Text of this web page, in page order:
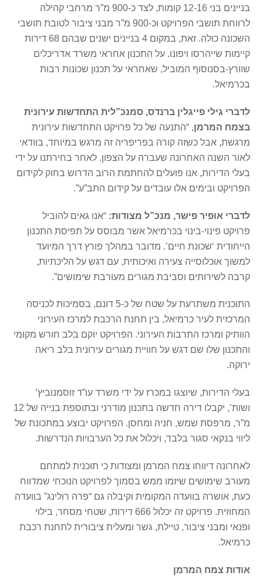
בניינים בני 12-16 קומות, לצד כ-900 מ”ר מרחבי קהילה
לרווחת תושבי הפרויקט וכ-900 מ”ר מבני ציבור לטובת תושבי
השכונה כולה. זאת, במקום 4 בניינים ישנים שבהם 68 דירות
קיימות שייהרסו ויפונו. על התכנון אחראי משרד אדריכלים
שוורץ-בסנוסוף המוביל, שאחראי על תכנון שכונות רבות
בכרמיאל.
לדברי גילי פייגלין ברנדס, סמנכ”לית התחדשות עירונית
בצמח המרמן, “התנעה של כל פרויקט התחדשות עירונית
מרגשת, אבל כשזה קורה בפריפריה זה מרגש במיוחד, בוודאי
לאור השנה האחרונה שעברה על הצפון. לאחר בחירתנו על ידי
בעלי הדירות, אנו פועלים להחתמת הרוב הדרוש בחוק לקידום
הפרויקט ובימים אלו עובדים על קידום התב”ע”.
לדברי אופיר פישר, מנכ”ל מצודות: “אנו גאים להוביל
פרויקט פינוי-בינוי בכרמיאל אשר מבוסס על תפיסת התכנון
הייחודית ‘שכונת חיים’. מדובר במהלך פורץ דרך המיועד
למשוך אוכלוסייה צעירה ואיכותית, עם דגש על הליכתיות,
קרבה לשירותים וסביבת מגורים מעורבת שימושים”.
התוכנית משתרעת על שטח של כ-5 דונם, בסמיכות לכניסה
המרכזית לעיר כרמיאל, בין תחנת הרכבת למרכז העירוני
הוותיק ומרכז התרבות העירוני. הפרויקט יוקם בלב חורש מקומי
והתכנון שלו שם דגש על חוויית מגורים עירונית בלב ריאה
ירוקה.
בעלי הדירות, שיוצגו במכרז על ידי משרד עו”ד זוסמנוביץ’
ושות’, יקבלו דירה חדשה בתכנון מודרני ובתוספת בנייה של 12
מ”ר, מרפסת שמש, חניה ומחסן. הפרויקט יבוצע במתכונת של
ליווי בנקאי סגור בלבד, ויכלול את כל הערבויות הנדרשות.
לאחרונה דיווחו צמח המרמן ומצודות כי תוכנית למתחם
מעורב שימושים שיזמו ממש בסמוך לפרויקט הנוכחי שמדווח
כעת, אושרה בוועדה המקומית וקיבלה גם “פרה רולינג” בוועדה
המחוזית. פרויקט זה יכלול 666 דירות, שטחי מסחר, בילוי
ופנאי ומבני ציבור, טיילת, גשר ומעלית ציבורית לתחנת רכבת
כרמיאל.
אודות צמח המרמן